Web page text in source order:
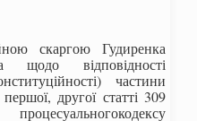
скаргою Гудиренка
щодо відповідності
частини
другої статті 309